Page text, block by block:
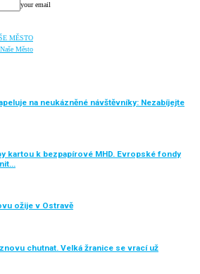
your email
MĚSTO
na neukázněné návštěvníky: Nezabíjejte
kartou k bezpapírové MHD. Evropské fondy
ožije v Ostravě
chutnat. Velká žranice se vrací už